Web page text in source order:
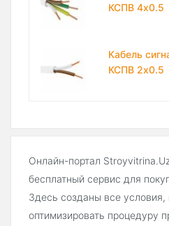
КСПВ 4х0.5
Кабель
КСПВ 2х0.5
Онлайн-портал
бесплатный сервис для
Здесь созданы все
оптимизировать процедуру